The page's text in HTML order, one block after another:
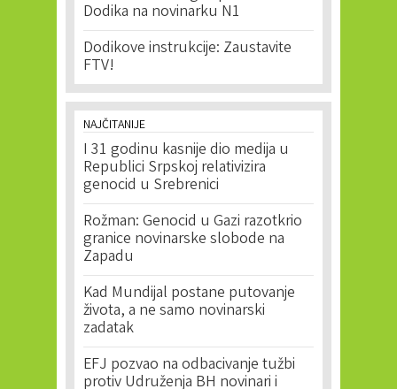
Dodika na novinarku N1
Dodikove instrukcije: Zaustavite
FTV!
NAJČITANIJE
I 31 godinu kasnije dio medija u
Republici Srpskoj relativizira
genocid u Srebrenici
Rožman: Genocid u Gazi razotkrio
granice novinarske slobode na
Zapadu
Kad Mundijal postane putovanje
života, a ne samo novinarski
zadatak
EFJ pozvao na odbacivanje tužbi
protiv Udruženja BH novinari i